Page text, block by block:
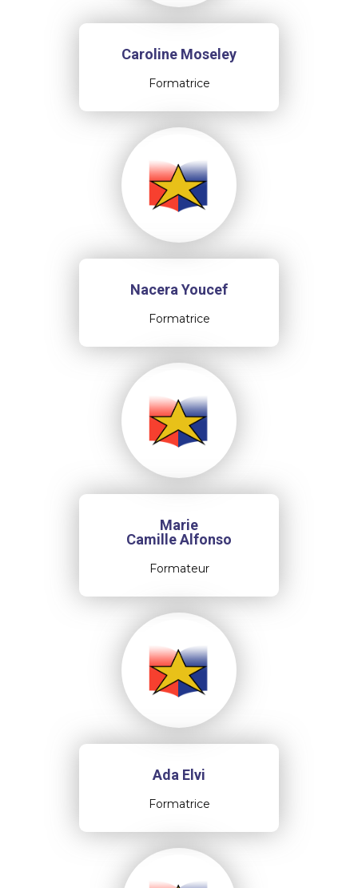
Caroline Moseley
Formatrice
Nacera Youcef
Formatrice
Marie
Camille Alfonso
Formateur
Ada Elvi
Formatrice